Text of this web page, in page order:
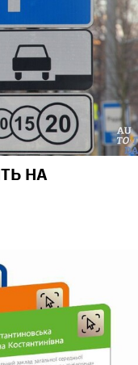
НА